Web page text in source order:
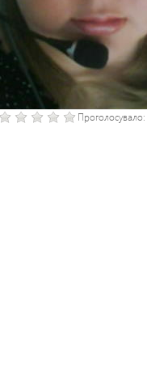
Проголосувало: